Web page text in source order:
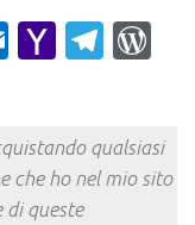
Yahoo
qualsiasi
che ho nel mio sito
queste